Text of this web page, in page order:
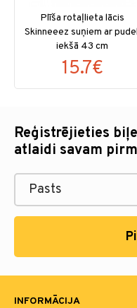
Plīša rotaļlieta lācis
Skinneeez suņiem ar
iekšā 43 cm
15.7€
Reģistrējieties
atlaidi savam
INFORMĀCIJA